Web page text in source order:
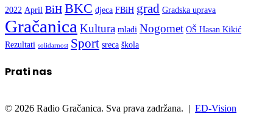
2022 April BiH BKC djeca FBiH grad Gradska uprava
GračanicaKultura mladi Nogomet OŠ Hasan Kikić
Rezultati solidarnost Sport sreca škola
Prati nas
© 2026 Radio Gračanica. Sva prava zadržana. | ED-Vision